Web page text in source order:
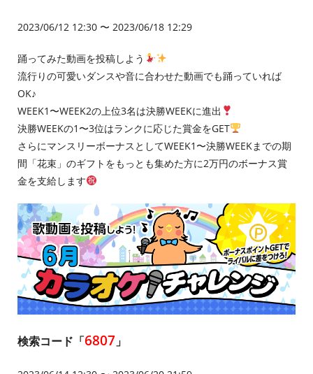
2023/06/12 12:30 〜 2023/06/18 12:29
踊ってみた動画を投稿しよう
流行りの可愛いダンスや音に合わせた動画でも踊っていれば
OK♪
WEEK1〜WEEK2の上位3名は決勝WEEKに進出
決勝WEEKの1〜3位はランクに応じた賞金をGET
さらにマンスリーボーナスとしてWEEK1〜決勝WEEKまでの期
間「花束」のギフトをもっとも集めた方に2万円のボーナス賞
金を支給します
検索コード「6807 」